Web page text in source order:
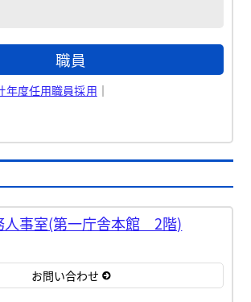
職員
年度任用職員採用 ｜
事室(第一庁舎本館 2階)
お問い合わせ